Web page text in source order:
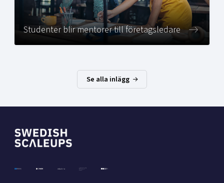
Studenter blir mentorer till företagsledare
Se alla inlägg